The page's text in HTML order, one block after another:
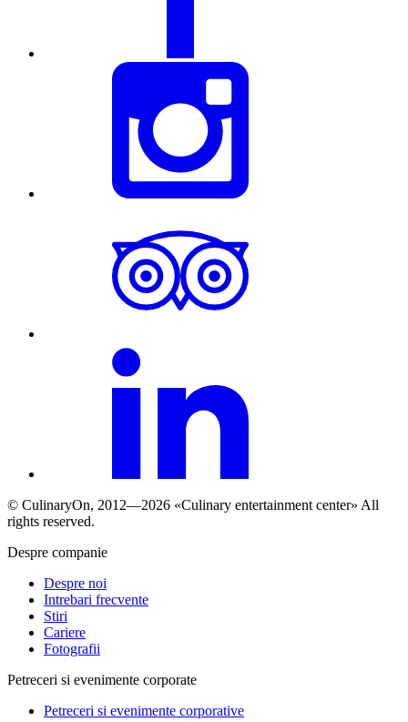
© СulinaryOn, 2012—2026 «Culinary entertainment center» All
rights reserved.
Despre companie
Despre noi
Intrebari frecvente
Stiri
Cariere
Fotografii
Petreceri si evenimente corporate
Petreceri si evenimente corporative